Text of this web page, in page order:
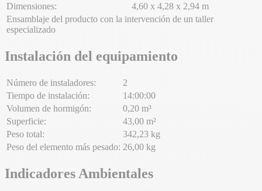
Dimensiones:
4,60 x 4,28 x 2,94 m
Ensamblaje del producto con la intervención de un taller
especializado
Instalación del equipamiento
Número de instaladores:
2
Tiempo de instalación:
14:00:00
Volumen de hormigón:
0,20 m³
Superficie:
43,00 m²
Peso total:
342,23 kg
Peso del elemento más pesado: 26,00 kg
Indicadores Ambientales